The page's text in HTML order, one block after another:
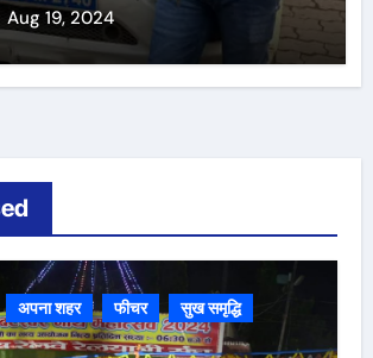
Aug 19, 2024
अपना शहर फीचर सुख समृद्धि